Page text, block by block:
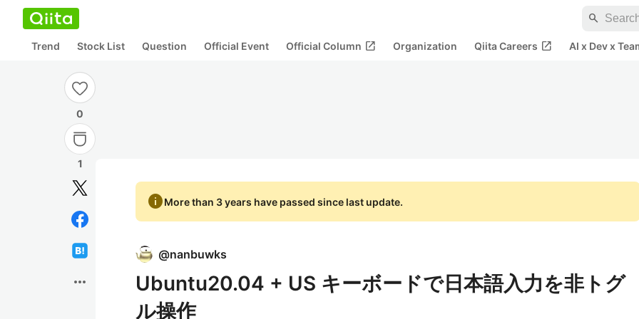
search
Trend Stock List Question Official Event Official Column open_in_new Organization Qiita Careers open_in_new AI x Dev x
0
1
more_horiz
infoMore than 3 years have passed since last update.
@nanbuwks
Ubuntu20.04 + US キーボードで日本語入力を非トグ
ル操作